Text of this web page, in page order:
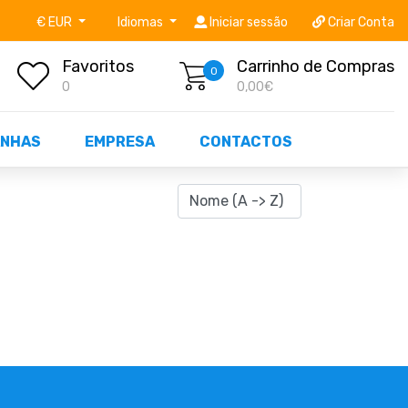
STOCK OFF! Não perca já as centenas de
€ EUR Idiomas Iniciar sessão Criar Conta
Favoritos
0
0 Carrinho de Compras
0,00€
EMPRESA CONTACTOS